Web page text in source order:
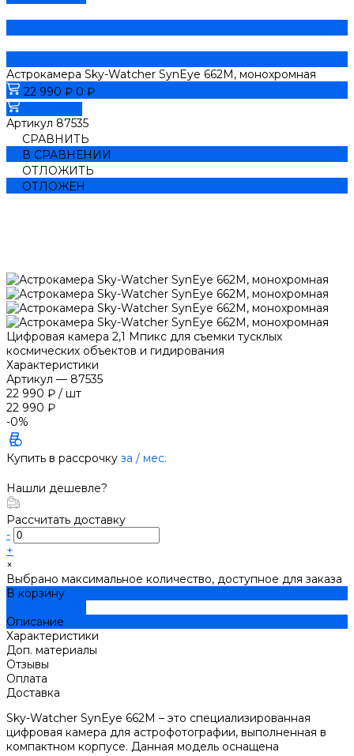
Астрокамера Sky-Watcher SynEye 662M, монохромная
22 990 ₽ 0 ₽
Артикул 87535
СРАВНИТЬ
В СРАВНЕНИИ
ОТЛОЖИТЬ
ОТЛОЖЕН
Цифровая камера 2,1 Мпикс для съемки тусклых
космических объектов и гидирования
Характеристики
Артикул — 87535
22 990 ₽ / шт
22 990 ₽
-0%
Купить в рассрочку за / мес.
Нашли дешевле?
Рассчитать доставку
-
+
×
Выбрано максимальное количество, доступное для заказа
В корзину
Описание
Характеристики
Доп. материалы
Отзывы
Оплата
Доставка
Sky-Watcher SynEye 662M – это специализированная
цифровая камера для астрофотографии, выполненная в
компактном корпусе. Данная модель оснащена